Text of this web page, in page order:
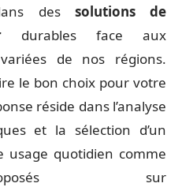
des solutions de
durables face aux
de nos régions.
le bon choix pour votre
réside dans l’analyse
et la sélection d’un
quotidien comme
sur